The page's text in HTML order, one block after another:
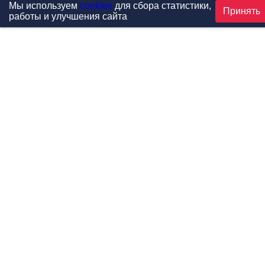
Мы используем cookiesдля сбора статистики,
работы и улучшения сайта
Принять